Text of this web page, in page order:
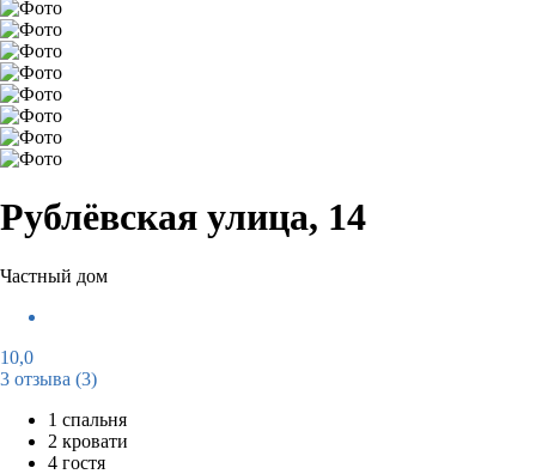
Рублёвская улица, 14
Частный дом
10,0
3 отзыва (3)
1 спальня
2 кровати
4 гостя